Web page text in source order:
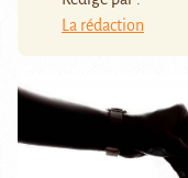
La rédaction